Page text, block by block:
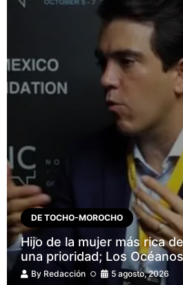
DE TOCHO-MOROCHO
Hijo de la mujer más rica
una prioridad; Los Océanos
By Redacción 5 agosto, 2026